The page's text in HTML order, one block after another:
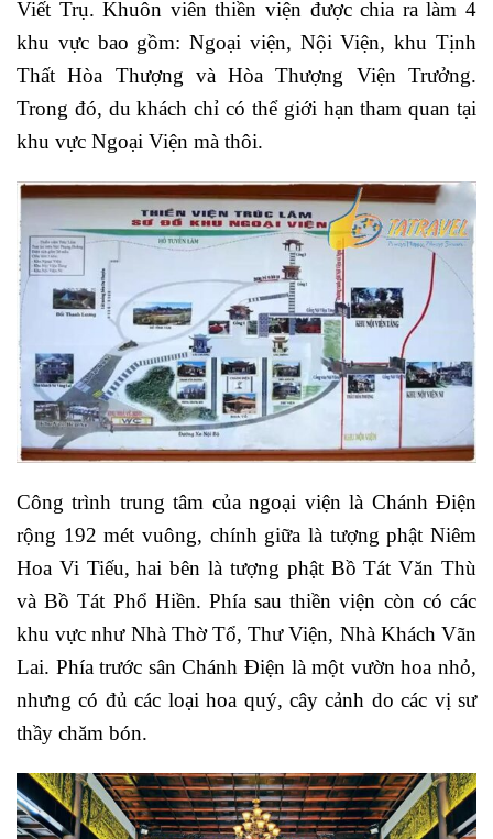
Viết Trụ. Khuôn viên thiền viện được chia ra làm 4
khu vực bao gồm: Ngoại viện, Nội Viện, khu Tịnh
Thất Hòa Thượng và Hòa Thượng Viện Trưởng.
Trong đó, du khách chỉ có thể giới hạn tham quan tại
khu vực Ngoại Viện mà thôi.
Công trình trung tâm của ngoại viện là Chánh Điện
rộng 192 mét vuông, chính giữa là tượng phật Niêm
Hoa Vi Tiếu, hai bên là tượng phật Bồ Tát Văn Thù
và Bồ Tát Phổ Hiền. Phía sau thiền viện còn có các
khu vực như Nhà Thờ Tổ, Thư Viện, Nhà Khách Vãn
Lai. Phía trước sân Chánh Điện là một vườn hoa nhỏ,
nhưng có đủ các loại hoa quý, cây cảnh do các vị sư
thầy chăm bón.